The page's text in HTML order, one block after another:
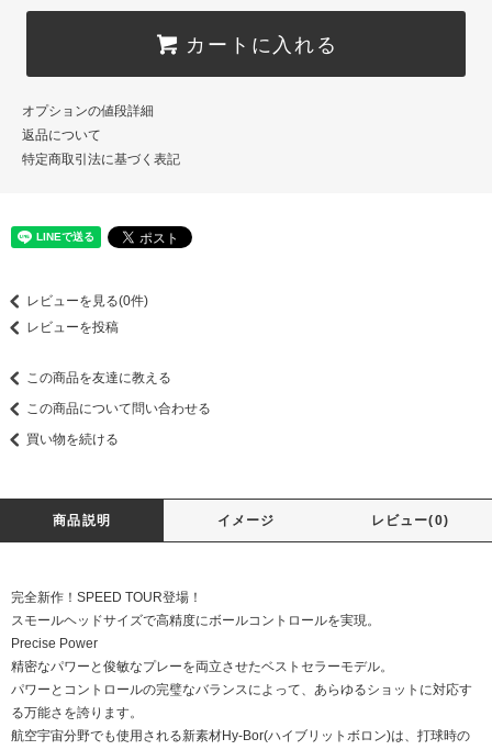
カートに入れる
オプションの値段詳細
返品について
特定商取引法に基づく表記
レビューを見る(0件)
レビューを投稿
この商品を友達に教える
この商品について問い合わせる
買い物を続ける
商品説明 イメージ レビュー(0)
完全新作！SPEED TOUR登場！
スモールヘッドサイズで高精度にボールコントロールを実現。
Precise Power
精密なパワーと俊敏なプレーを両立させたベストセラーモデル。
パワーとコントロールの完璧なバランスによって、あらゆるショットに対応す
る万能さを誇ります。
航空宇宙分野でも使用される新素材Hy-Bor(ハイブリットボロン)は、打球時の